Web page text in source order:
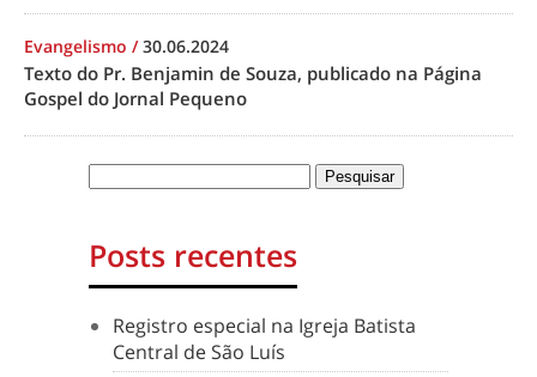
Evangelismo /30.06.2024
Texto do Pr. Benjamin de Souza, publicado na Página
Gospel do Jornal Pequeno
Posts recentes
Registro especial na Igreja Batista
Central de São Luís